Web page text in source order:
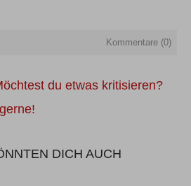
Kommentare (0)
du etwas kritisieren?
DICH AUCH